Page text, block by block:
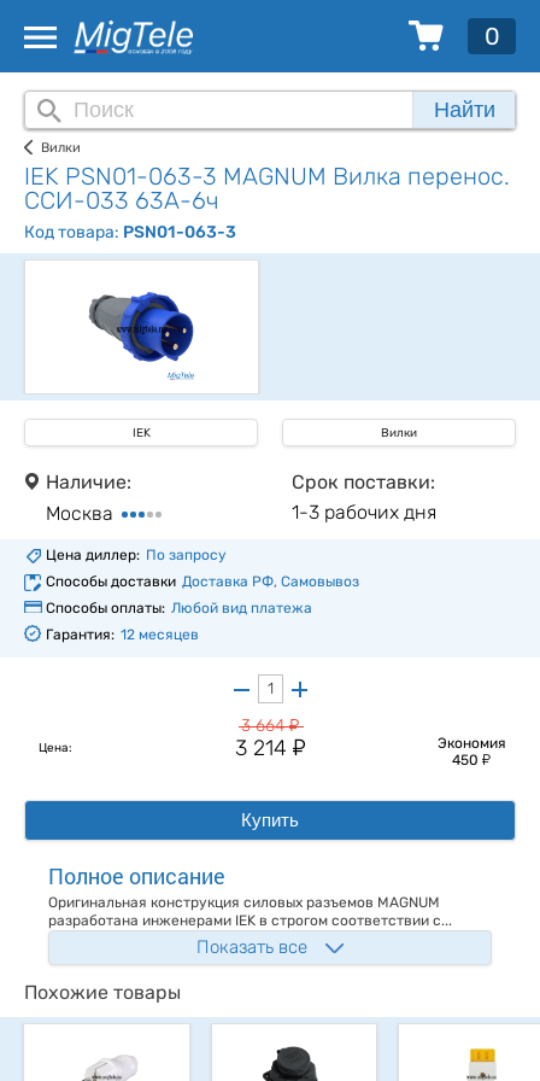
0
Найти
Вилки
IEK PSN01-063-3 MAGNUM Вилка перенос.
ССИ-033 63А-6ч
Код товара: PSN01-063-3
IEK Вилки
Наличие:
Москва
Срок поставки:
1-3 рабочих дня
Цена диллер: По запросу
Способы доставки Доставка РФ, Самовывоз
Способы оплаты: Любой вид платежа
Гарантия: 12 месяцев
Цена:
3 664у
3 214 у
Экономия
450у
Купить
Полное описание
Оригинальная конструкция силовых разъемов MAGNUM
разработана инженерами IEK в строгом соответствии с...
Показать все
Похожие товары